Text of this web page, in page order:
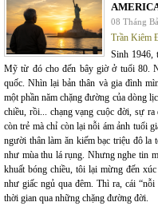
08 Tháng
Trần Kiêm
Sinh 1946,
Mỹ từ đó cho đến bây giờ ở tuổi 80.
quốc. Nhìn lại bản thân và gia đình
một phần năm chặng đường của dòng
chiều, rồi... chạng vạng cuộc đời, sự
còn trẻ mà chỉ còn lại nỗi ám ảnh tuổi
người thân làm ăn kiếm bạc triệu đô
như mùa thu lá rụng. Nhưng nghe tin
khuất bóng chiều, tôi lại mừng đến
như giấc ngủ qua đêm. Thì ra, cái
thời gian qua những chặng đường đời.